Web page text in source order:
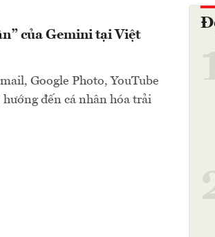
của Gemini tại Việt
Google Photo, YouTube
hướng đến cá nhân hóa trải